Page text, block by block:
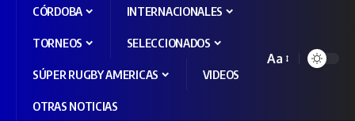
CÓRDOBA INTERNACIONALES
TORNEOS SELECCIONADOS
SÚPER RUGBY AMERICAS VIDEOS
OTRAS NOTICIAS
Aa